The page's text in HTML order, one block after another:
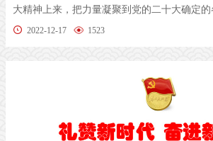
大精神上来，把力量凝聚到党的二十大确定
复旦大学...
2022-12-17 1523